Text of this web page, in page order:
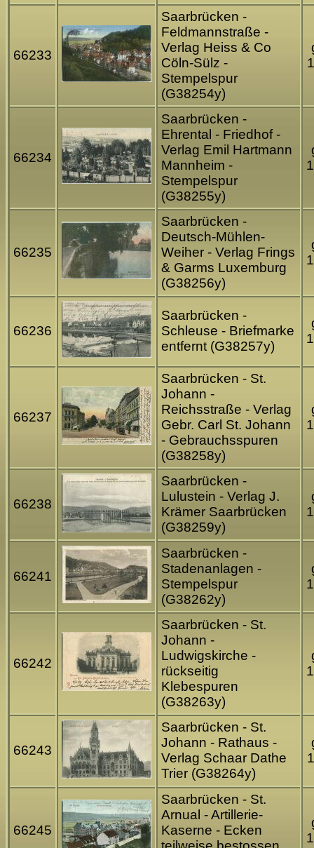
66233
Saarbrücken -
Feldmannstraße -
Verlag Heiss & Co
Cöln-Sülz -
Stempelspur
(G38254y)
66234
Saarbrücken -
Ehrental - Friedhof -
Verlag Emil Hartmann
Mannheim -
Stempelspur
(G38255y)
66235
Saarbrücken -
Deutsch-Mühlen-
Weiher - Verlag Frings
& Garms Luxemburg
(G38256y)
66236
Saarbrücken -
Schleuse - Briefmarke
entfernt (G38257y)
66237
Saarbrücken - St.
Johann -
Reichsstraße - Verlag
Gebr. Carl St. Johann
- Gebrauchsspuren
(G38258y)
66238
Saarbrücken -
Lulustein - Verlag J.
Krämer Saarbrücken
(G38259y)
66241
Saarbrücken -
Stadenanlagen -
Stempelspur
(G38262y)
66242
Saarbrücken - St.
Johann -
Ludwigskirche -
rückseitig
Klebespuren
(G38263y)
66243
Saarbrücken - St.
Johann - Rathaus -
Verlag Schaar Dathe
Trier (G38264y)
66245
Saarbrücken - St.
Arnual - Artillerie-
Kaserne - Ecken